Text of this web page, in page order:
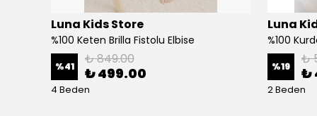
Luna Kids Store
%100 Keten Brilla Fistolu Elbise
%41 ₺ 849.00
₺ 499.00
4 Beden
Luna
%100
%19 ₺
₺
2 Beden